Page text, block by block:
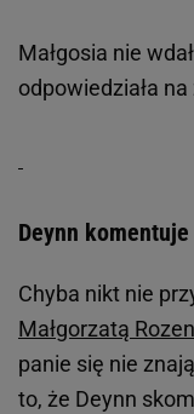
Małgosia nie
odpowiedziała na
Deynn
Chyba nikt nie
Małgorzatą
panie się nie
to, że Deynn